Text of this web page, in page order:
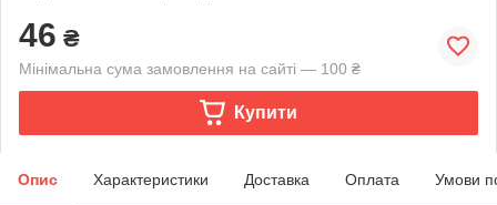
46 ₴
Мінімальна сума замовлення на сайті — 100 ₴
Купити
Опис Характеристики Доставка Оплата Умови